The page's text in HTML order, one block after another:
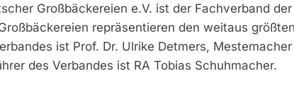
Großbäckereien e.V. ist der Fachverband
repräsentieren den weitaus
ist Prof. Dr. Ulrike Detmers,
des Verbandes ist RA Tobias Schuhmacher.